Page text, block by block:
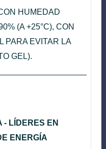
HUMEDAD
(A +25°C), CON
PARA EVITAR LA
GEL).
- LÍDERES EN
ENERGÍA